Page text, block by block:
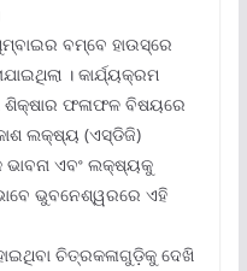
ବମ୍ବେ ହାଉସ୍‌ରେ
। କାର୍ଯ୍ୟକ୍ରମ
ଶିକ୍ଷାର ଫଳାଫଳ ବିଷୟରେ
ଲକ୍ଷ୍ୟ (ଏସ୍‌ଡିଜି)
ଏବଂ ଲକ୍ଷ୍ୟକୁ
ଭୁବନେଶ୍ୱରରେ ଏହି
ଚିତ୍ରକଳାଗୁଡ଼ିକୁ ଦେଖି